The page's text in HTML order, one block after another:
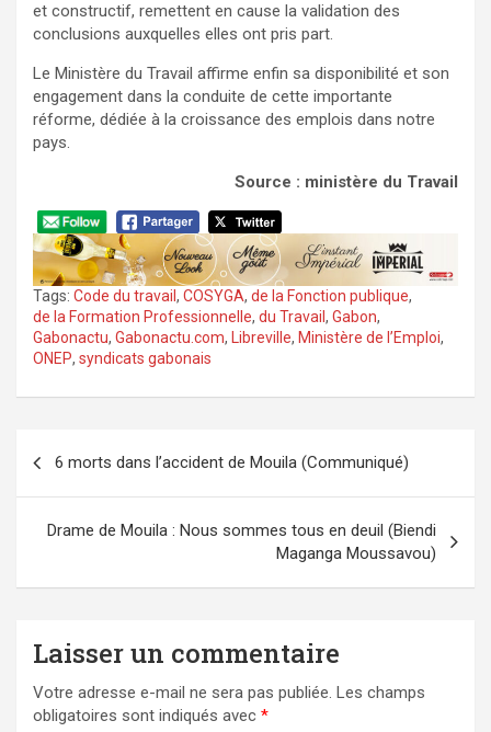
et constructif, remettent en cause la validation des
conclusions auxquelles elles ont pris part.
Le Ministère du Travail affirme enfin sa disponibilité et son
engagement dans la conduite de cette importante
réforme, dédiée à la croissance des emplois dans notre
pays.
Source : ministère du Travail
Tags: Code du travail , COSYGA, de la Fonction publique,
de la Formation Professionnelle, du Travail , Gabon,
Gabonactu, Gabonactu.com, Libreville, Ministère de l’Emploi,
ONEP, syndicats gabonais
de
l’article
6 morts dans l’accident de Mouila (Communiqué)
Drame de Mouila : Nous sommes tous en deuil (Biendi
Maganga Moussavou)
Laisser un commentaire
Votre adresse e-mail ne sera pas publiée. Les champs
obligatoires sont indiqués avec *